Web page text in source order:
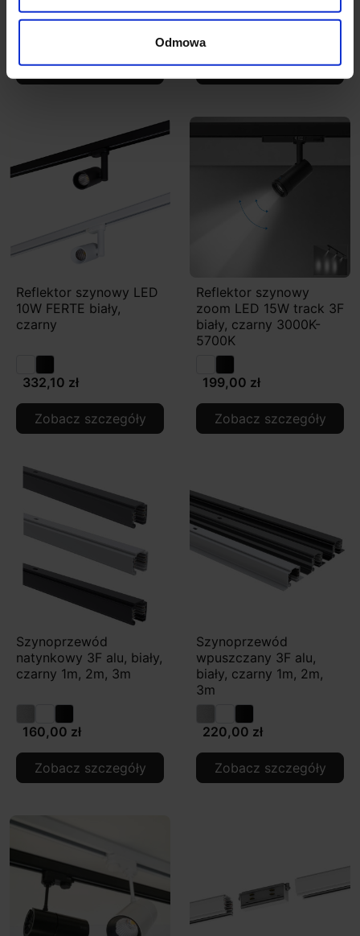
Odmowa
Zobacz szczegóły Zobacz szczegóły
Reflektor szynowy LED
10W FERTE biały,
czarny
332,10 zł
Zobacz szczegóły
Reflektor szynowy
zoom LED 15W track 3F
biały, czarny 3000K-
5700K
199,00 zł
Zobacz szczegóły
Szynoprzewód
natynkowy 3F alu, biały,
czarny 1m, 2m, 3m
160,00 zł
Zobacz szczegóły
Szynoprzewód
wpuszczany 3F alu,
biały, czarny 1m, 2m,
3m
220,00 zł
Zobacz szczegóły